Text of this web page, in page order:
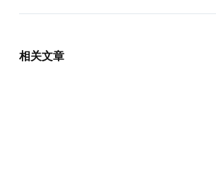
相关文章